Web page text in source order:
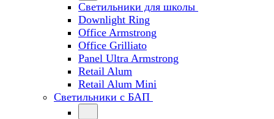
Светильники для школы
Downlight Ring
Office Armstrong
Office Grilliato
Panel Ultra Armstrong
Retail Alum
Retail Alum Mini
Светильники с БАП